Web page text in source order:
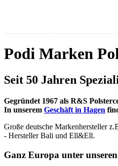
Podi Marken
Seit 50 Jahren
Gegründet 1967 als R&S
In unserem Geschäft in Hagen
Große deutsche Markenhersteller
- Hersteller Bali und Ell&Ell.
Ganz Europa unter